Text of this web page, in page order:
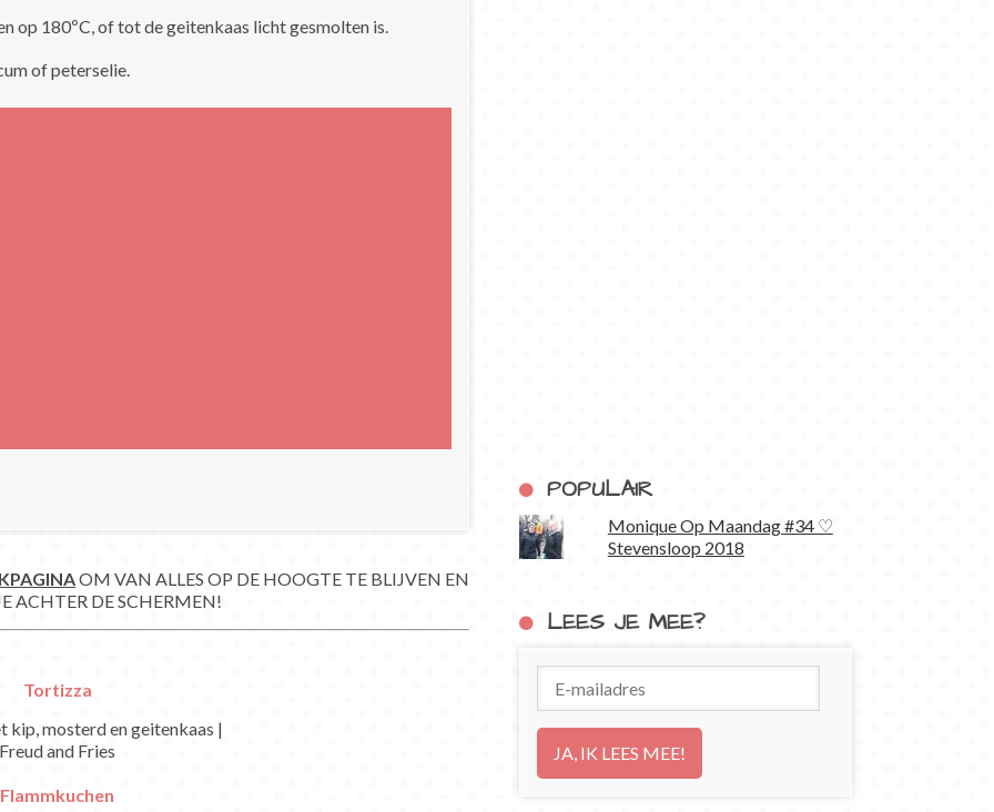
op 180ºC, of tot de geitenkaas licht gesmolten is.
of peterselie.
OM VAN ALLES OP DE HOOGTE TE BLIJVEN EN
ACHTER DE SCHERMEN!
Tortizza
Flammkuchen
POPULAIR
Monique Op Maandag #34 ♡
Stevensloop 2018
LEES JE MEE?
mailadres